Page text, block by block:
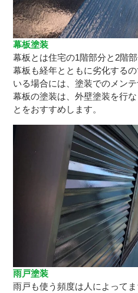
幕板塗装
幕板とは住宅の1階部分と2階
幕板も経年とともに劣化する
いる場合には、塗装でのメン
幕板の塗装は、外壁塗装を行
とをおすすめします。
雨戸塗装
雨戸も使う頻度は人によって